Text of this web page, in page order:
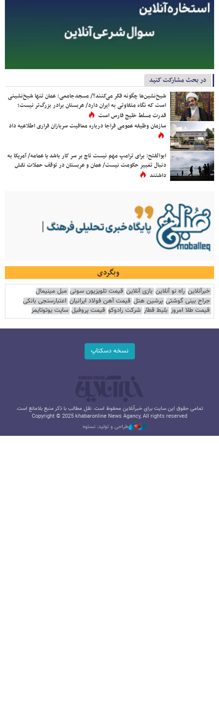
در بحث مشارکت کنید
شیخ‌نشین‌ها چگونه فکر می‌کنند؟/ مسجدجامعی: عمان تنها شیخ‌نشینی
است که نگاه متفاوتی به ایران دارد/ عربستان برادر بزرگ‌تر نیست؛
قدرت مسلط خلیج فارس است
سازمان وظیفه عمومی فراجا درباره معافیت سربازان فراری اطلاعیه داد
ابوالفتح: برای ترامپ مهم نیست تاج بر سر کار باشد یا عمامه/ آمریکا به
دنبال تغییر حکومت نیست/ عمان و عربستان در توقف حملات نقش
داشتند
وبگردی
خبرآنلاین راه نو آنلاین بازی آنلاین قیمت تلویزیون سونی مبل مینیمال
جراح بینی گوشتی پرشین هتل قیمت آهن فولاد ایرانیان اعتبارسنجی بانکی
قیمت طلا امروز بلیط قطار شرکت رادوکو قیمت پروفیل سایت یوتوتایمز
نسخه دسکتاپ
تمامی حقوق این سایت برای خبرآنلاین محفوظ است. نقل مطالب با ذکر منبع بلامانع است.
Copyright © 2025 khabaronline News Agancy, All rights reserved
طراحی و تولید: نستوه